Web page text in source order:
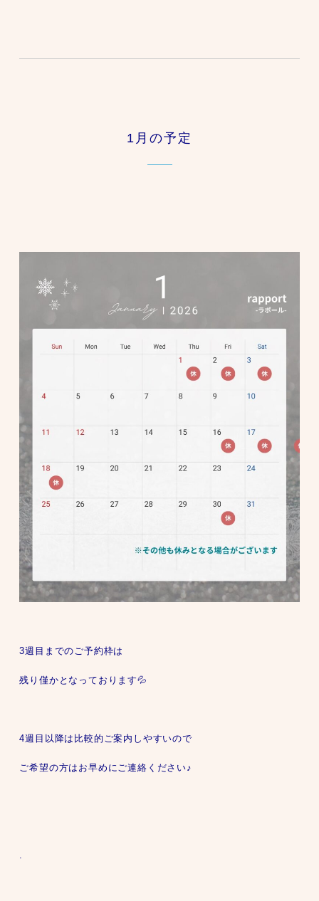
1月の予定
3週目までのご予約枠は
残り僅かとなっております💦
4週目以降は比較的ご案内しやすいので
ご希望の方はお早めにご連絡ください♪